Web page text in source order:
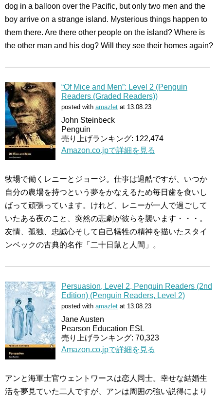
dog in a balloon over the Pacific, but only two men and the
boy arrive on a strange island. Mysterious things happen to
them there. Are there other people on the island? Where is
the other man and his dog? Will they see their homes again?
“Of Mice and Men”: Level 2 (Penguin
Readers (Graded Readers))
posted with amazlet at 13.08.23
John Steinbeck
Penguin
売り上げランキング: 122,474
Amazon.co.jpで詳細を見る
牧場で働くレニーとジョージ。仕事は過酷ですが、いつか
自分の農場を持つという夢をかなえるため毎日歯を食いし
ばって頑張っています。けれど、レニーが一人で過ごして
いたある夜のこと、突然の悲劇が彼らを襲います・・・。
友情、孤独、忠誠心そして自己犠牲の精神を描いたスタイ
ンベックの古典的名作「二十日鼠と人間」。
Persuasion, Level 2, Penguin Readers (2nd
Edition) (Penguin Readers, Level 2)
posted with amazlet at 13.08.23
Jane Austen
Pearson Education ESL
売り上げランキング: 70,323
Amazon.co.jpで詳細を見る
アンと海軍士官ウェントワースは恋人同士。幸せな結婚生
活を夢見ていた二人ですが、アンは周囲の強い説得により